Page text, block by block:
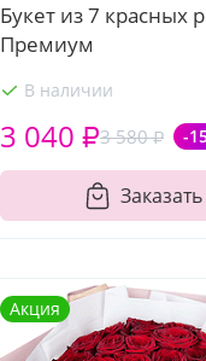
Букет из 7 красных
Премиум
В наличии
3 580 ₽ -
3 040 ₽
Заказать
Акция